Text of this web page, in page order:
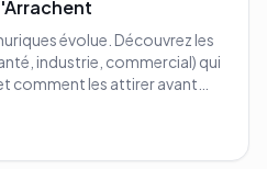
évolue. Découvrez les
industrie, commercial) qui
comment les attirer avant